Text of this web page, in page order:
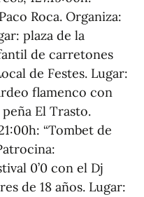
Roca. Organiza:
plaza de la
de carretones
de Festes. Lugar:
flamenco con
El Trasto.
“Tombet de
0’0 con el Dj
de 18 años. Lugar: